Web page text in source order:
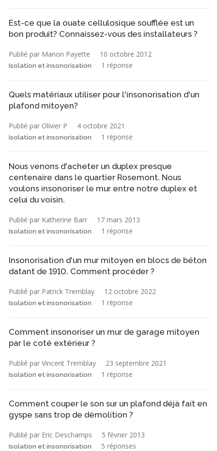
Est-ce que la ouate cellulosique soufflée est un
bon produit? Connaissez-vous des installateurs ?
Publié par Manon Payette 10 octobre 2012
Isolation et insonorisation 1 réponse
Quels matériaux utiliser pour l'insonorisation d'un
plafond mitoyen?
Publié par Olivier P 4 octobre 2021
Isolation et insonorisation 1 réponse
Nous venons d'acheter un duplex presque
centenaire dans le quartier Rosemont. Nous
voulons insonoriser le mur entre notre duplex et
celui du voisin.
Publié par Katherine Barr 17 mars 2013
Isolation et insonorisation 1 réponse
Insonorisation d'un mur mitoyen en blocs de béton
datant de 1910. Comment procéder ?
Publié par Patrick Tremblay 12 octobre 2022
Isolation et insonorisation 1 réponse
Comment insonoriser un mur de garage mitoyen
par le coté extérieur ?
Publié par Vincent Tremblay 23 septembre 2021
Isolation et insonorisation 1 réponse
Comment couper le son sur un plafond déjà fait en
gyspe sans trop de démolition ?
Publié par Eric Deschamps 5 février 2013
Isolation et insonorisation 5 réponses